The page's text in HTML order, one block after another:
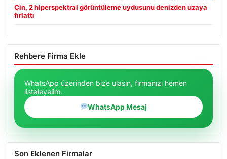
Çin, 2 hiperspektral görüntüleme uydusunu denizden uzaya
fırlattı
Rehbere Firma Ekle
WhatsApp üzerinden bize ulaşın, firmanızı hemen
listeleyelim.
WhatsApp Mesaj
Son Eklenen Firmalar